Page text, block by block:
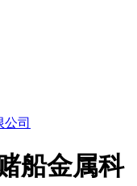
船金属科